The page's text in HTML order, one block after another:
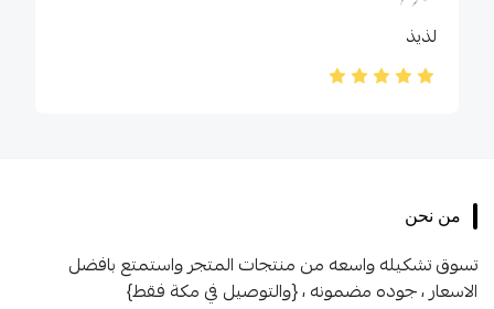
لذيذ
من نحن
تسوق تشكيله واسعه من منتجات المتجر واستمتع بافضل
الاسعار ، جوده مضمونه ، {والتوصيل في مكة فقط}